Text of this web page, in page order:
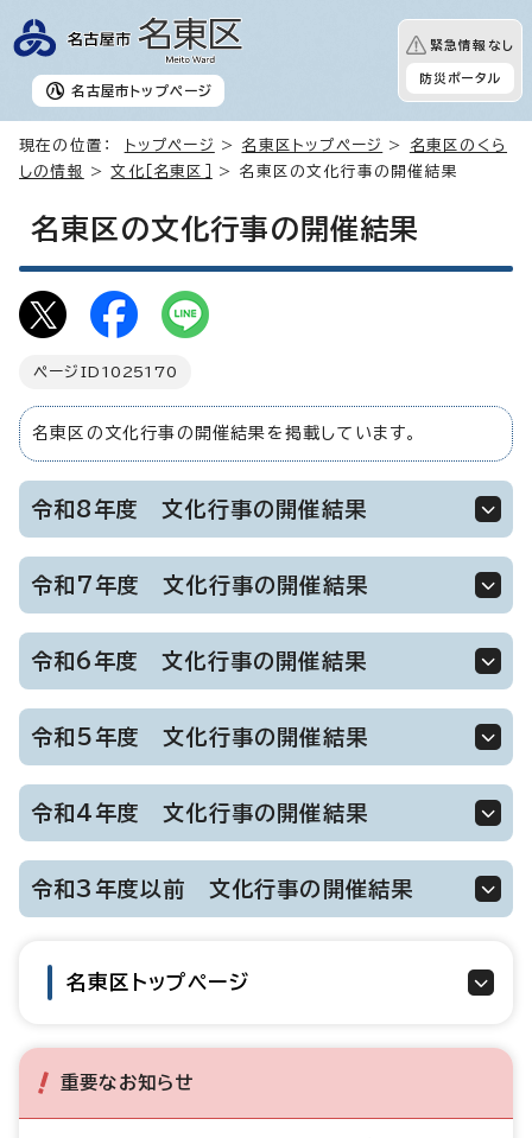
名古屋市 トップページ
緊急情報なし
防災ポータル
現在の位置： トップページ > 名東区トップページ > 名東区のくら
しの情報
>文化［名東区］ > 名東区の文化行事の開催結果
名東区の文化行事の開催結果
ページID 1025170
名東区の文化行事の開催結果を掲載しています。
令和8年度 文化行事の開催結果
令和7年度 文化行事の開催結果
令和6年度 文化行事の開催結果
令和5年度 文化行事の開催結果
令和4年度 文化行事の開催結果
令和3年度以前 文化行事の開催結果
名東区トップページ
重要なお知らせ